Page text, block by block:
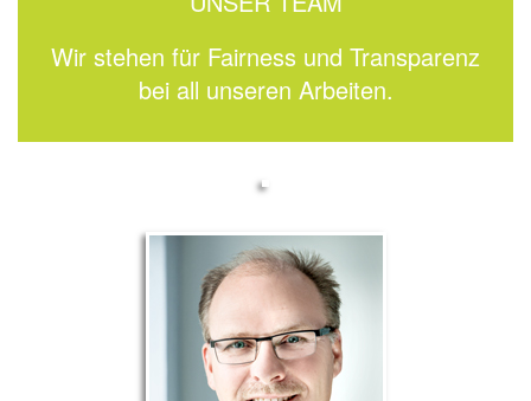
Wir stehen für Fairness und Transparenz
bei all unseren Arbeiten.